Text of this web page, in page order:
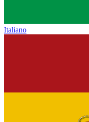
Italiano